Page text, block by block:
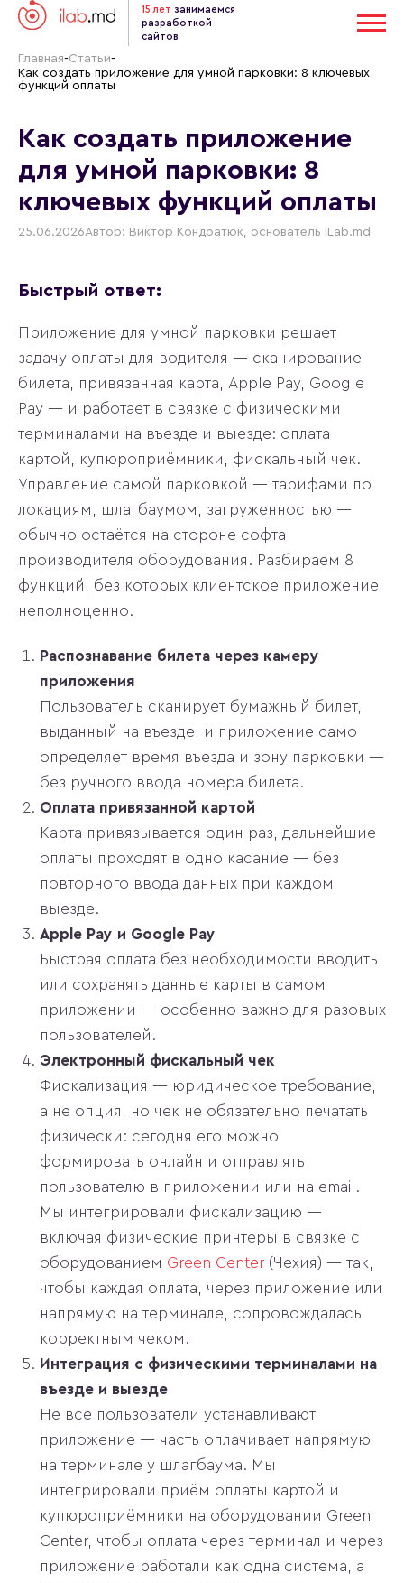
15 лет занимаемся
разработкой
сайтов
Главная-Статьи-
Как создать приложение для умной парковки: 8 ключевых
функций оплаты
Как создать приложение
для умной парковки: 8
ключевых функций оплаты
25.06.2026Автор: Виктор Кондратюк, основатель iLab.md
Быстрый ответ:
Приложение для умной парковки решает
задачу оплаты для водителя — сканирование
билета, привязанная карта, Apple Pay, Google
Pay — и работает в связке с физическими
терминалами на въезде и выезде: оплата
картой, купюроприёмники, фискальный чек.
Управление самой парковкой — тарифами по
локациям, шлагбаумом, загруженностью —
обычно остаётся на стороне софта
производителя оборудования. Разбираем 8
функций, без которых клиентское приложение
неполноценно.
Распознавание билета через камеру
приложения
Пользователь сканирует бумажный билет,
выданный на въезде, и приложение само
определяет время въезда и зону парковки —
без ручного ввода номера билета.
Оплата привязанной картой
Карта привязывается один раз, дальнейшие
оплаты проходят в одно касание — без
повторного ввода данных при каждом
выезде.
Apple Pay и Google Pay
Быстрая оплата без необходимости вводить
или сохранять данные карты в самом
приложении — особенно важно для разовых
пользователей.
Электронный фискальный чек
Фискализация — юридическое требование,
а не опция, но чек не обязательно печатать
физически: сегодня его можно
формировать онлайн и отправлять
пользователю в приложении или на email.
Мы интегрировали фискализацию —
включая физические принтеры в связке с
оборудованием Green Center(Чехия) — так,
чтобы каждая оплата, через приложение или
напрямую на терминале, сопровождалась
корректным чеком.
Интеграция с физическими терминалами на
въезде и выезде
Не все пользователи устанавливают
приложение — часть оплачивает напрямую
на терминале у шлагбаума. Мы
интегрировали приём оплаты картой и
купюроприёмники на оборудовании Green
Center, чтобы оплата через терминал и через
приложение работали как одна система, а